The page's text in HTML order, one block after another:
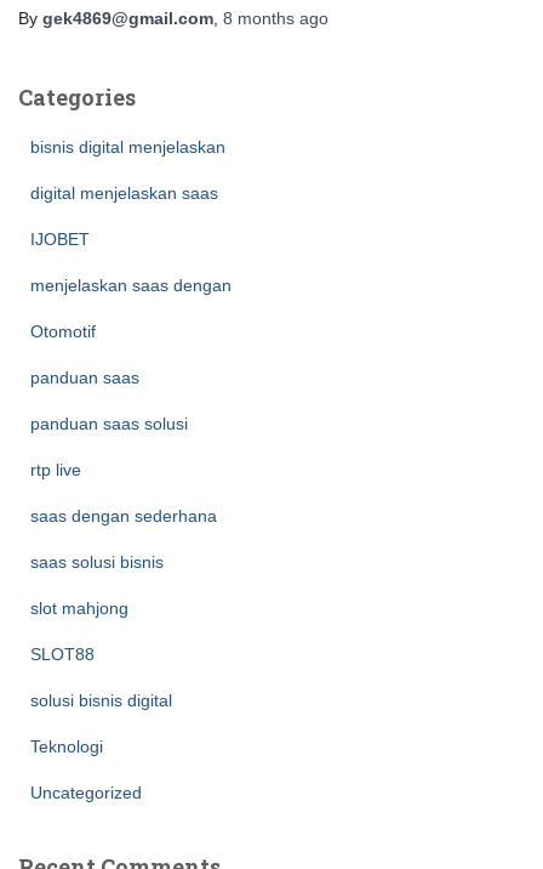
By gek4869@gmail.com 8 months ago
Categories
bisnis digital menjelaskan
digital menjelaskan saas
IJOBET
menjelaskan saas dengan
Otomotif
panduan saas
panduan saas solusi
rtp live
saas dengan sederhana
saas solusi bisnis
slot mahjong
SLOT88
solusi bisnis digital
Teknologi
Uncategorized